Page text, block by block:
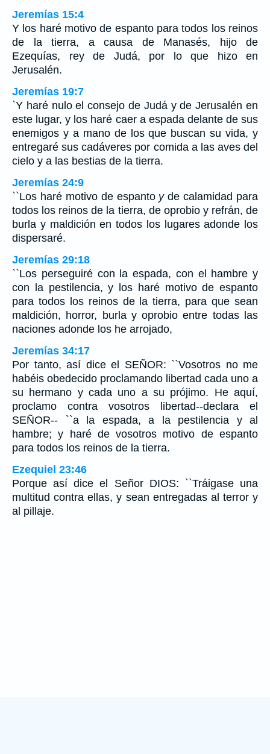
Jeremías 15:4
Y los haré motivo de espanto para todos los reinos
de la tierra, a causa de Manasés, hijo de
Ezequías, rey de Judá, por lo que hizo en
Jerusalén.
Jeremías 19:7
`Y haré nulo el consejo de Judá y de Jerusalén en
este lugar, y los haré caer a espada delante de sus
enemigos y a mano de los que buscan su vida, y
entregaré sus cadáveres por comida a las aves del
cielo y a las bestias de la tierra.
Jeremías 24:9
``Los haré motivo de espanto yde calamidad para
todos los reinos de la tierra, de oprobio y refrán, de
burla y maldición en todos los lugares adonde los
dispersaré.
Jeremías 29:18
``Los perseguiré con la espada, con el hambre y
con la pestilencia, y los haré motivo de espanto
para todos los reinos de la tierra, para que sean
maldición, horror, burla y oprobio entre todas las
naciones adonde los he arrojado,
Jeremías 34:17
Por tanto, así dice el SEÑOR: ``Vosotros no me
habéis obedecido proclamando libertad cada uno a
su hermano y cada uno a su prójimo. He aquí,
proclamo contra vosotros libertad--declara el
SEÑOR-- ``a la espada, a la pestilencia y al
hambre; y haré de vosotros motivo de espanto
para todos los reinos de la tierra.
Ezequiel 23:46
Porque así dice el Señor DIOS: ``Tráigase una
multitud contra ellas, y sean entregadas al terror y
al pillaje.